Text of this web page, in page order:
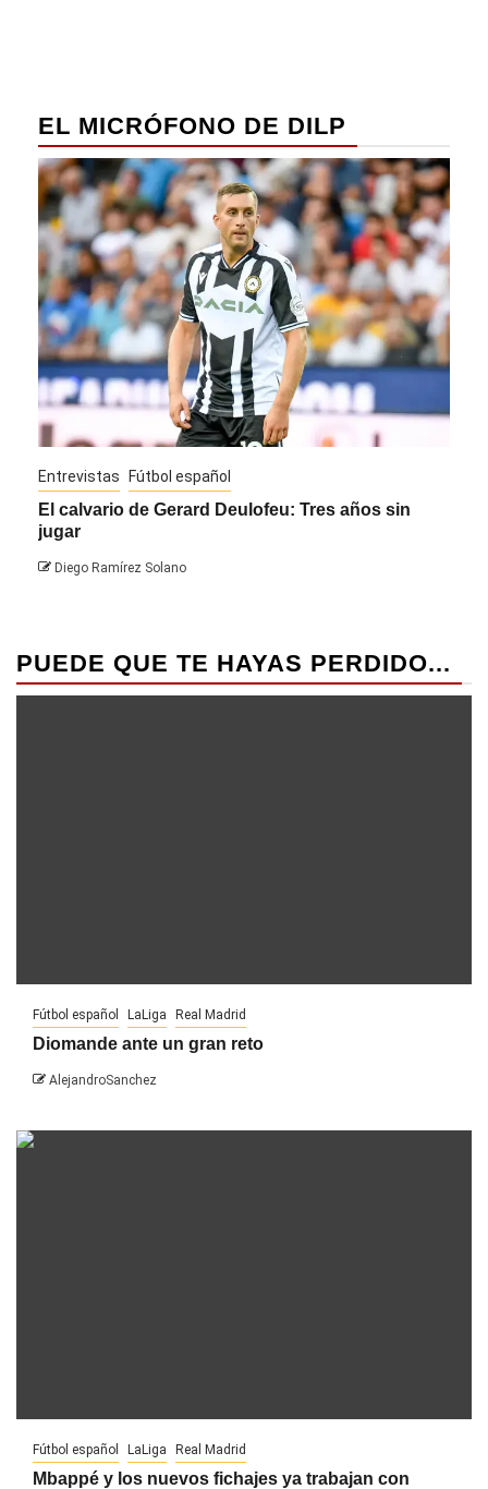
EL MICRÓFONO DE DILP
Entrevistas Fútbol español
El calvario de Gerard Deulofeu: Tres años sin
jugar
Diego Ramírez Solano
PUEDE QUE TE HAYAS PERDIDO...
Fútbol español LaLiga Real Madrid
Diomande ante un gran reto
AlejandroSanchez
Fútbol español LaLiga Real Madrid
Mbappé y los nuevos fichajes ya trabajan con